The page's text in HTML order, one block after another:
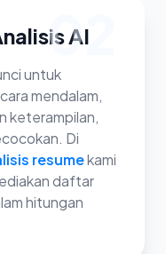
02
AI
untuk
mendalam,
keterampilan,
Di
resumekami
daftar
hitungan